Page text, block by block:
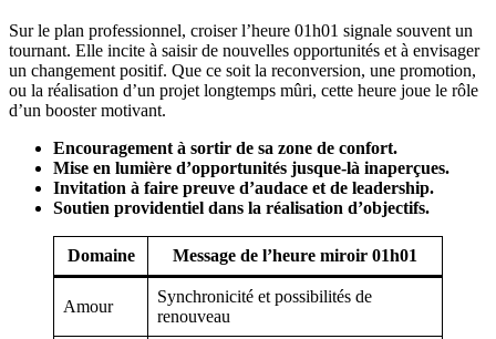
Sur le plan professionnel, croiser l’heure 01h01 signale souvent un
tournant. Elle incite à saisir de nouvelles opportunités et à envisager
un changement positif. Que ce soit la reconversion, une promotion,
ou la réalisation d’un projet longtemps mûri, cette heure joue le rôle
d’un booster motivant.
Encouragement à sortir de sa zone de confort.
Mise en lumière d’opportunités jusque-là inaperçues.
Invitation à faire preuve d’audace et de leadership.
Soutien providentiel dans la réalisation d’objectifs.
Domaine Message de l’heure miroir 01h01
Amour
Synchronicité et possibilités de
renouveau